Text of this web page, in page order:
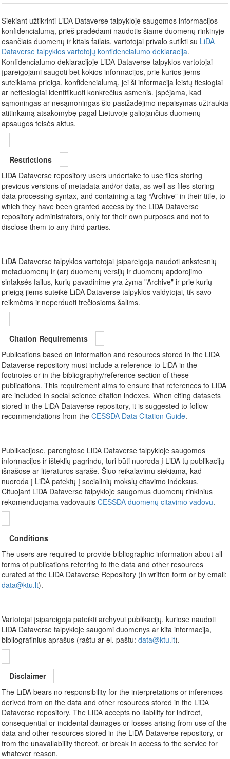
Siekiant užtikrinti LiDA Dataverse talpykloje saugomos informacijos
konfidencialumą, prieš pradėdami naudotis šiame duomenų rinkinyje
esančiais duomenų ir kitais failais, vartotojai privalo sutikti su LiDA
Dataverse talpyklos vartotojų konfidencialumo deklaracija.
Konfidencialumo deklaracijoje LiDA Dataverse talpyklos vartotojai
įpareigojami saugoti bet kokios informacijos, prie kurios jiems
suteikiama prieiga, konfidencialumą, jei ši informacija leistų tiesiogiai
ar netiesiogiai identifikuoti konkrečius asmenis. Įspėjama, kad
sąmoningas ar nesąmoningas šio pasižadėjimo nepaisymas užtraukia
atitinkamą atsakomybę pagal Lietuvoje galiojančius duomenų
apsaugos teisės aktus.
Restrictions
LiDA Dataverse repository users undertake to use files storing
previous versions of metadata and/or data, as well as files storing
data processing syntax, and containing a tag “Archive” in their title, to
which they have been granted access by the LiDA Dataverse
repository administrators, only for their own purposes and not to
disclose them to any third parties.
LiDA Dataverse talpyklos vartotojai įsipareigoja naudoti ankstesnių
metaduomenų ir (ar) duomenų versijų ir duomenų apdorojimo
sintaksės failus, kurių pavadinime yra žyma "Archive" ir prie kurių
prieigą jiems suteikė LiDA Dataverse talpyklos valdytojai, tik savo
reikmėms ir neperduoti trečiosioms šalims.
Citation Requirements
Publications based on information and resources stored in the LiDA
Dataverse repository must include a reference to LiDA in the
footnotes or in the bibliography/reference section of these
publications. This requirement aims to ensure that references to LiDA
are included in social science citation indexes. When citing datasets
stored in the LiDA Dataverse repository, it is suggested to follow
recommendations from the CESSDA Data Citation Guide.
Publikacijose, parengtose LiDA Dataverse talpykloje saugomos
informacijos ir išteklių pagrindu, turi būti nuoroda į LiDA tų publikacijų
išnašose ar literatūros sąraše. Šiuo reikalavimu siekiama, kad
nuoroda į LiDA patektų į socialinių mokslų citavimo indeksus.
Cituojant LiDA Dataverse talpykloje saugomus duomenų rinkinius
rekomenduojama vadovautis CESSDA duomenų citavimo vadovu.
Conditions
The users are required to provide bibliographic information about all
forms of publications referring to the data and other resources
curated at the LiDA Dataverse Repository (in written form or by email:
data@ktu.lt).
Vartotojai įsipareigoja pateikti archyvui publikacijų, kuriose naudoti
LiDA Dataverse talpykloje saugomi duomenys ar kita informacija,
bibliografinius aprašus (raštu ar el. paštu: data@ktu.lt).
Disclaimer
The LiDA bears no responsibility for the interpretations or inferences
derived from on the data and other resources stored in the LiDA
Dataverse repository. The LiDA accepts no liability for indirect,
consequential or incidental damages or losses arising from use of the
data and other resources stored in the LiDA Dataverse repository, or
from the unavailability thereof, or break in access to the service for
whatever reason.